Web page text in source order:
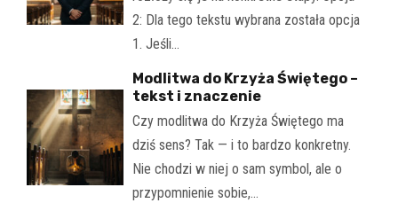
2: Dla tego tekstu wybrana została opcja
1. Jeśli…
Modlitwa do Krzyża Świętego –
tekst i znaczenie
Czy modlitwa do Krzyża Świętego ma
dziś sens? Tak — i to bardzo konkretny.
Nie chodzi w niej o sam symbol, ale o
przypomnienie sobie,…